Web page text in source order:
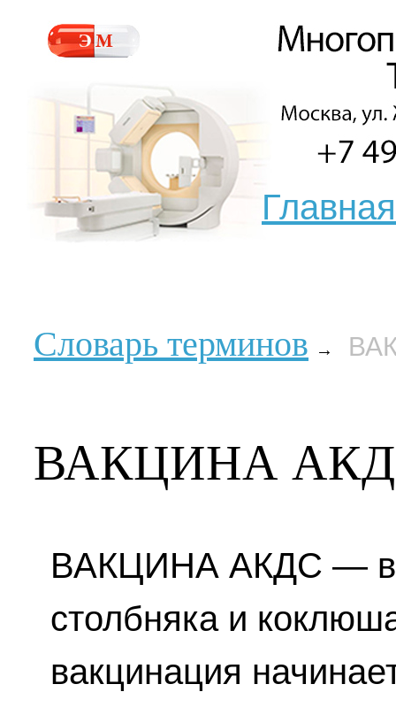
Главная
Словарь терминов →
ВАКЦИНА
ВАКЦИНА АКДС —
столбняка и
вакцинация